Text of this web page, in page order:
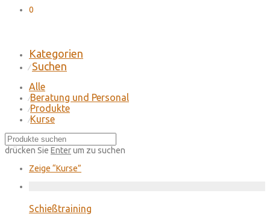
0
Kategorien
⁄ Suchen
Alle
⁄Beratung und Personal
⁄Produkte
⁄Kurse
drücken Sie Enterum zu suchen
Zeige “Kurse”
Schießtraining